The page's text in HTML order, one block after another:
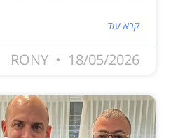
קרא עוד
RONY 18/05/2026